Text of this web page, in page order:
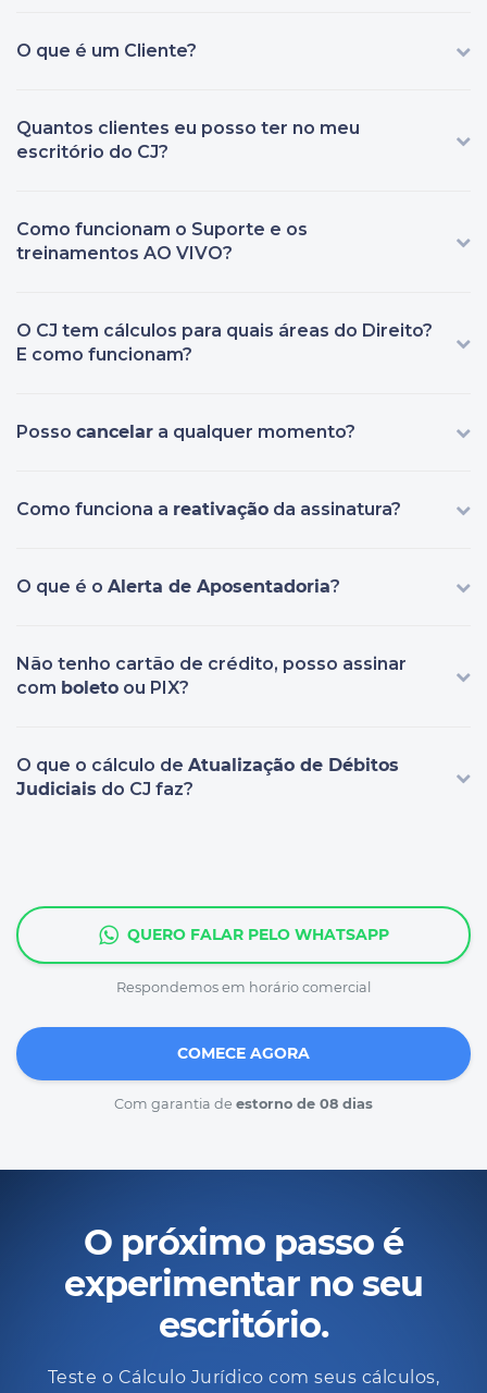
O que é um Cliente?
Quantos clientes eu posso ter no meu
escritório do CJ?
Como funcionam o Suporte e os
treinamentos AO VIVO?
O CJ tem cálculos para quais áreas do Direito?
E como funcionam?
Posso cancelar a qualquer momento?
Como funciona a reativação da assinatura?
O que é o Alerta de Aposentadoria?
Não tenho cartão de crédito, posso assinar
com boleto ou PIX?
O que o cálculo de Atualização de Débitos
Judiciais do CJ faz?
QUERO FALAR PELO WHATSAPP
Respondemos em horário comercial
COMECE AGORA
Com garantia de estorno de 08 dias
O próximo passo é
experimentar no seu
escritório.
Teste o Cálculo Jurídico com seus cálculos,